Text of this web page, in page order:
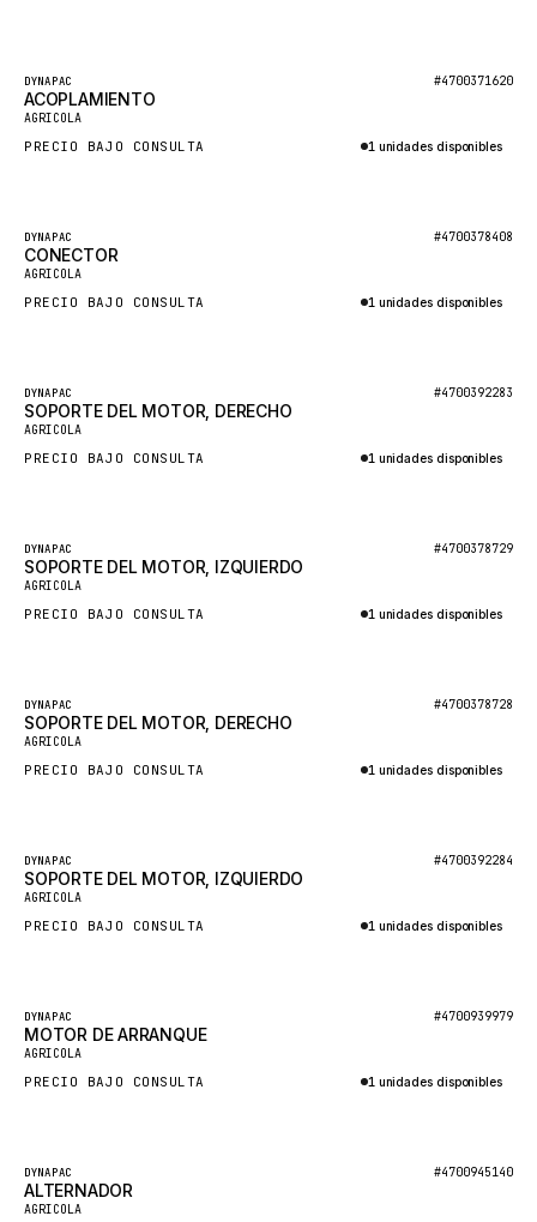
HYBEL
SDLG
CARMIX
HYSTER
NACCO
MOXY
MAFI
CLAAS
ATLAS COPCO
HYCO
HOOD
GROVE CRANE
GRADALL
Destacado
DYNAPAC #4700371620
ACOPLAMIENTO
AGRICOLA
PRECIO BAJO CONSULTA 1 unidades disponibles
Destacado
DYNAPAC #4700378408
CONECTOR
AGRICOLA
PRECIO BAJO CONSULTA 1 unidades disponibles
Destacado
DYNAPAC #4700392283
SOPORTE DEL MOTOR, DERECHO
AGRICOLA
PRECIO BAJO CONSULTA 1 unidades disponibles
Destacado
DYNAPAC #4700378729
SOPORTE DEL MOTOR, IZQUIERDO
AGRICOLA
PRECIO BAJO CONSULTA 1 unidades disponibles
Destacado
DYNAPAC #4700378728
SOPORTE DEL MOTOR, DERECHO
AGRICOLA
PRECIO BAJO CONSULTA 1 unidades disponibles
Destacado
DYNAPAC #4700392284
SOPORTE DEL MOTOR, IZQUIERDO
AGRICOLA
PRECIO BAJO CONSULTA 1 unidades disponibles
Destacado
DYNAPAC #4700939979
MOTOR DE ARRANQUE
AGRICOLA
PRECIO BAJO CONSULTA 1 unidades disponibles
Destacado
DYNAPAC #4700945140
ALTERNADOR
AGRICOLA